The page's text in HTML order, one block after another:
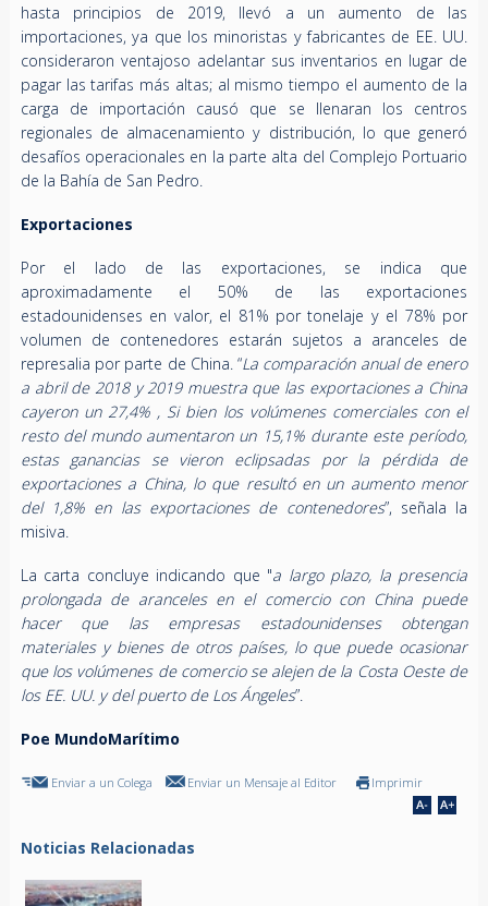
hasta principios de 2019, llevó a un aumento de las
importaciones, ya que los minoristas y fabricantes de EE. UU.
consideraron ventajoso adelantar sus inventarios en lugar de
pagar las tarifas más altas; al mismo tiempo el aumento de la
carga de importación causó que se llenaran los centros
regionales de almacenamiento y distribución, lo que generó
desafíos operacionales en la parte alta del Complejo Portuario
de la Bahía de San Pedro.
Exportaciones
Por el lado de las exportaciones, se indica que
aproximadamente el 50% de las exportaciones
estadounidenses en valor, el 81% por tonelaje y el 78% por
volumen de contenedores estarán sujetos a aranceles de
represalia por parte de China. “La comparación anual de enero
a abril de 2018 y 2019 muestra que las exportaciones a China
cayeron un 27,4% , Si bien los volúmenes comerciales con el
resto del mundo aumentaron un 15,1% durante este período,
estas ganancias se vieron eclipsadas por la pérdida de
exportaciones a China, lo que resultó en un aumento menor
del 1,8% en las exportaciones de contenedores”, señala la
misiva.
La carta concluye indicando que "a largo plazo, la presencia
prolongada de aranceles en el comercio con China puede
hacer que las empresas estadounidenses obtengan
materiales y bienes de otros países, lo que puede ocasionar
que los volúmenes de comercio se alejen de la Costa Oeste de
los EE. UU. y del puerto de Los Ángeles”.
Poe MundoMarítimo
Enviar a un Colega Enviar un Mensaje al Editor Imprimir
Noticias Relacionadas